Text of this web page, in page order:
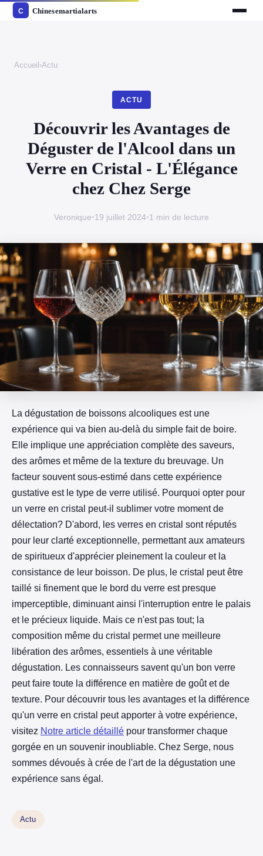
Accueil ›Actu
ACTU
Découvrir les Avantages de
Déguster de l'Alcool dans un
Verre en Cristal - L'Élégance
chez Chez Serge
Veronique•19 juillet 2024•1 min de lecture
La dégustation de boissons alcooliques est une
expérience qui va bien au-delà du simple fait de boire.
Elle implique une appréciation complète des saveurs,
des arômes et même de la texture du breuvage. Un
facteur souvent sous-estimé dans cette expérience
gustative est le type de verre utilisé. Pourquoi opter pour
un verre en cristal peut-il sublimer votre moment de
délectation? D'abord, les verres en cristal sont réputés
pour leur clarté exceptionnelle, permettant aux amateurs
de spiritueux d'apprécier pleinement la couleur et la
consistance de leur boisson. De plus, le cristal peut être
taillé si finement que le bord du verre est presque
imperceptible, diminuant ainsi l'interruption entre le palais
et le précieux liquide. Mais ce n'est pas tout; la
composition même du cristal permet une meilleure
libération des arômes, essentiels à une véritable
dégustation. Les connaisseurs savent qu'un bon verre
peut faire toute la différence en matière de goût et de
texture. Pour découvrir tous les avantages et la différence
qu'un verre en cristal peut apporter à votre expérience,
visitez Notre article détaillé pour transformer chaque
gorgée en un souvenir inoubliable. Chez Serge, nous
sommes dévoués à crée de l'art de la dégustation une
expérience sans égal.
Actu